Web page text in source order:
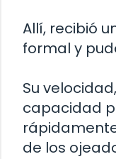
Allí, recibió
formal y
Su
capacidad
de los